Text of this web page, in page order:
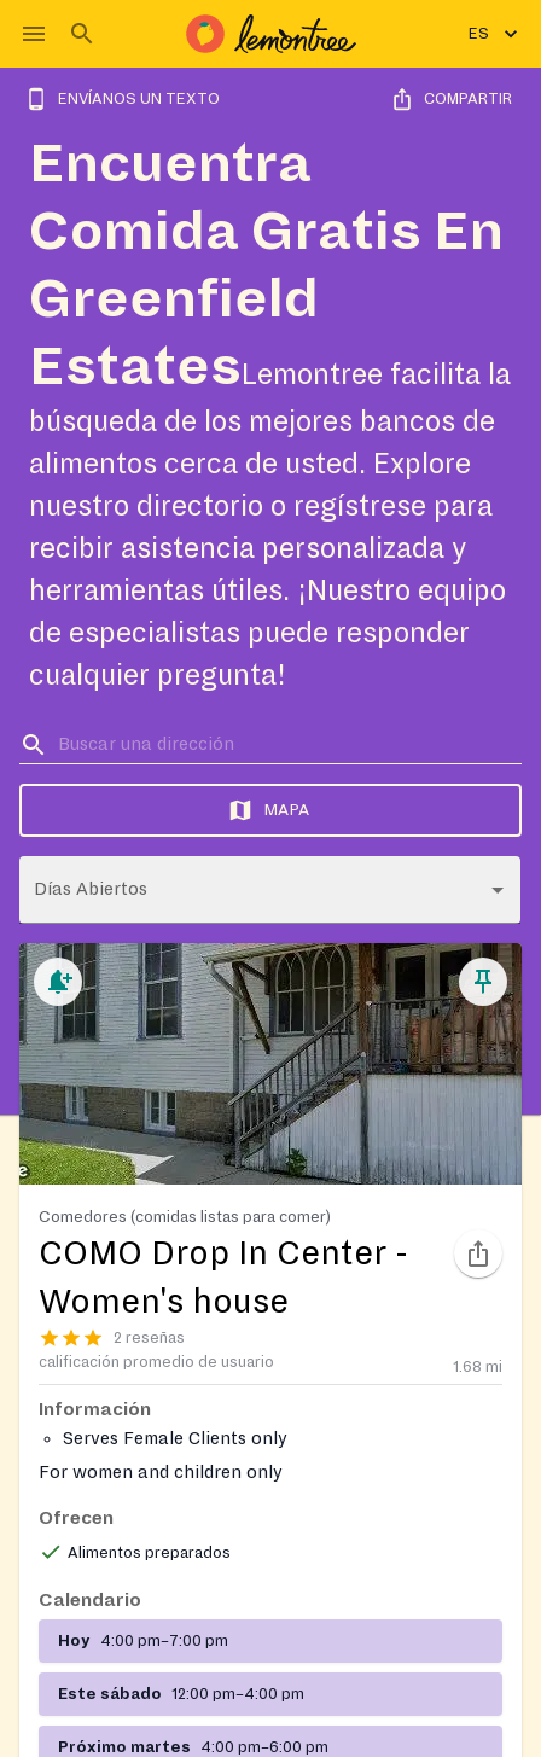
ES
ENVÍANOS UN TEXTO COMPARTIR
Encuentra
Comida Gratis En
Greenfield
Estates Lemontree facilita la
búsqueda de los mejores bancos de
alimentos cerca de usted. Explore
nuestro directorio o regístrese para
recibir asistencia personalizada y
herramientas útiles. ¡Nuestro equipo
de especialistas puede responder
cualquier pregunta!
MAPA
Días Abiertos
Comedores (comidas listas para comer)
COMO Drop In Center -
Women's house
2 reseñas
calificación promedio de usuario
1.68 mi
Información
Serves Female Clients only
For women and children only
Ofrecen
Alimentos preparados
Calendario
Hoy 4:00 pm–7:00 pm
Este sábado 12:00 pm–4:00 pm
Próximo martes 4:00 pm–6:00 pm